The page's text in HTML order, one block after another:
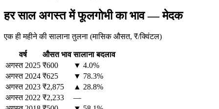
हर साल अगस्त में फूलगोभी का भाव — मेदक
एक ही महीने की सालाना तुलना (मासिक औसत, ₹/क्विंटल)
वर्ष औसत भाव सालाना बदलाव
अगस्त 2025 ₹600
▼ 4.0%
अगस्त 2024 ₹625
▼ 78.3%
अगस्त 2023 ₹2,875
▲ 28.8%
अगस्त 2022 ₹2,233
—